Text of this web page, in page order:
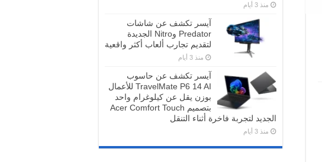
منذ 3 أيام
آيسر تكشف عن شاشات
Predator وNitro الجديدة
لتقديم تجارب ألعاب أكثر واقعية
منذ 3 أيام
آيسر تكشف عن حاسوب
TravelMate P6 14 AI للأعمال
بوزن يقل عن كيلوغرام واحد
بتصميم Acer Comfort Touch
الجديد لتجربة فاخرة أثناء التنقل
منذ 3 أيام